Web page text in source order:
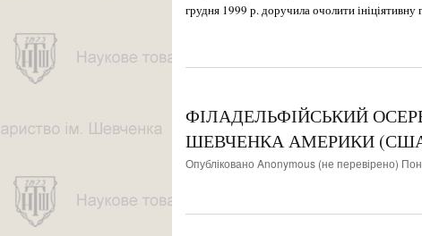
грудня 1999 р. доручила очо­лити ініціятивну
ФІЛАДЕЛЬФІЙСЬКИЙ
ШЕВЧЕНКА АМЕРИКИ
Опубліковано Anonymous (не перевірено)